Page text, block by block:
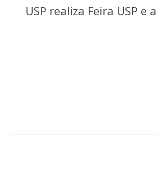
USP realiza Feira USP